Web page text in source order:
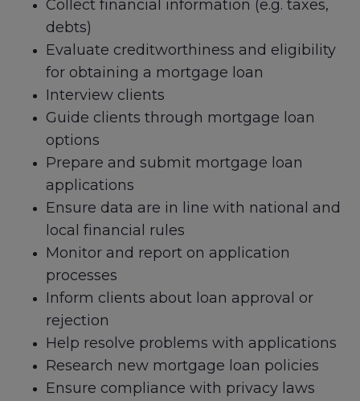
Collect financial information (e.g. taxes,
debts)
Evaluate creditworthiness and eligibility
for obtaining a mortgage loan
Interview clients
Guide clients through mortgage loan
options
Prepare and submit mortgage loan
applications
Ensure data are in line with national and
local financial rules
Monitor and report on application
processes
Inform clients about loan approval or
rejection
Help resolve problems with applications
Research new mortgage loan policies
Ensure compliance with privacy laws